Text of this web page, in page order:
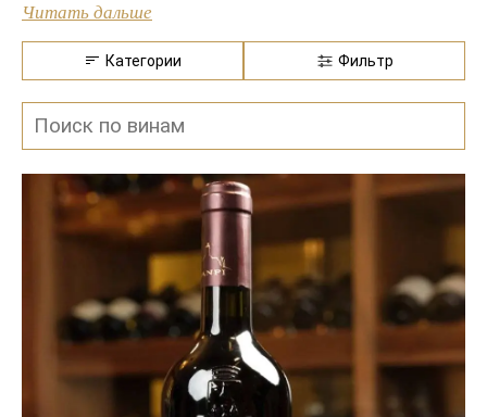
наименованием, контролируемым по
географическому происхождению. Также в
ассортименте есть белые сухие сорта,
представленные в меньшем количестве.
Вино торговой марки Кастелло Банфи
производится по тщательно продуманной
технологии, которая содержит много
инновационных моментов, разработанных
инженерами и энологами компании. Так,
производитель может похвастаться уникальным
проектом «Горизонт», в рамках которого для
винификации используются ферментационные
чаны, состоящие наполовину из дерева,
наполовину – из нержавеющей стали. Необычное
сочетание материалов позволяет максимально
ярко раскрыть не только сортовые особенности
винограда, но и нюансы терруара, из которого
Читать дальше
Категории Фильтр